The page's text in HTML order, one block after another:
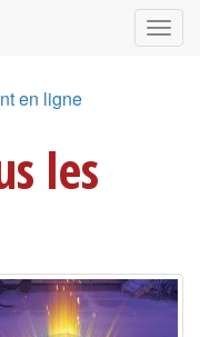
en ligne
les